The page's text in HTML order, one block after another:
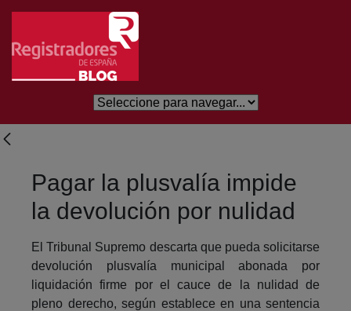
Saltar al contenido principal
Pagar la plusvalía impide
la devolución por nulidad
El Tribunal Supremo descarta que pueda solicitarse
devolución plusvalía municipal abonada por
liquidación firme por el cauce de la nulidad de
pleno derecho, según establece en una sentencia